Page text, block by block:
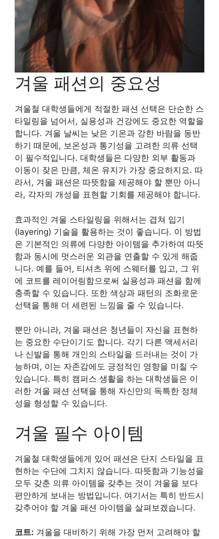
겨울 패션의 중요성
겨울철 대학생들에게 적절한 패션 선택은 단순한 스
타일링을 넘어서, 실용성과 건강에도 중요한 역할을
합니다. 겨울 날씨는 낮은 기온과 강한 바람을 동반
하기 때문에, 보온성과 통기성을 고려한 의류 선택
이 필수적입니다. 대학생들은 다양한 외부 활동과
이동이 잦은 만큼, 체온 유지가 가장 중요하지요. 따
라서, 겨울 패션은 따뜻함을 제공해야 할 뿐만 아니
라, 각자의 개성을 표현할 기회를 제공해야 합니다.
효과적인 겨울 스타일링을 위해서는 겹쳐 입기
(layering) 기술을 활용하는 것이 좋습니다. 이 방법
은 기본적인 의류에 다양한 아이템을 추가하여 따뜻
함과 동시에 멋스러운 외관을 연출할 수 있게 해줍
니다. 예를 들어, 티셔츠 위에 스웨터를 입고, 그 위
에 코트를 레이어링함으로써 실용성과 패션을 함께
충족할 수 있습니다. 또한 색상과 패턴의 조화로운
선택을 통해 더 세련된 느낌을 줄 수 있습니다.
뿐만 아니라, 겨울 패션은 청년들이 자신을 표현하
는 중요한 수단이기도 합니다. 각기 다른 액세서리
나 신발을 통해 개인의 스타일을 드러내는 것이 가
능하며, 이는 자존감에도 긍정적인 영향을 미칠 수
있습니다. 특히 캠퍼스 생활을 하는 대학생들은 이
러한 겨울 패션 선택을 통해 자신만의 독특한 정체
성을 형성할 수 있습니다.
겨울 필수 아이템
겨울철 대학생들에게 있어 패션은 단지 스타일을 표
현하는 수단에 그치지 않습니다. 따뜻함과 기능성을
모두 갖춘 의류 아이템을 갖추는 것이 겨울을 보다
편안하게 보내는 방법입니다. 여기서는 특히 반드시
갖추어야 할 겨울 패션 아이템을 살펴보겠습니다.
코트: 겨울을 대비하기 위해 가장 먼저 고려해야 할